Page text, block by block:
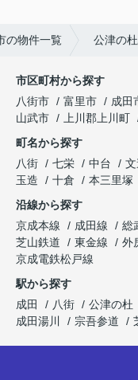
の物件一覧 公津の
市区町村から探す
八街市
富里市 成田
山武市
上川郡上川町
町名から探す
八街
七栄 中台
玉造
十倉
本三里塚
沿線から探す
京成本線
成田線 総
芝山鉄道
東金線 外
京成電鉄松戸線
駅から探す
成田
八街 公津の杜
成田湯川
宗吾参道